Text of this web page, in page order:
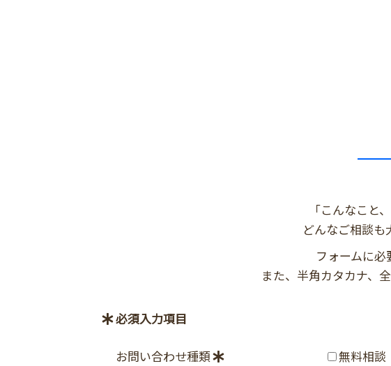
「こんなこと
どんなご相談も
フォームに必
また、半角カタカナ、
必須入力項目
お問い合わせ種類
無料相談